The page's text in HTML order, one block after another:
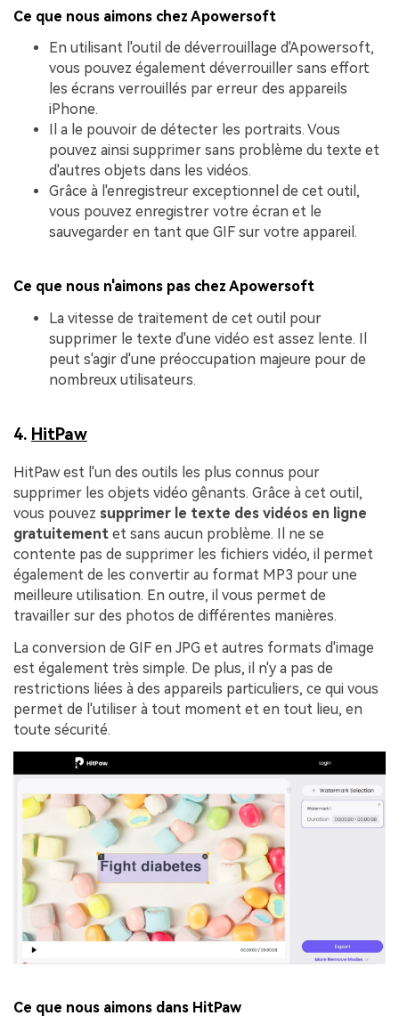
Ce que nous aimons chez Apowersoft
En utilisant l'outil de déverrouillage d'Apowersoft,
vous pouvez également déverrouiller sans effort
les écrans verrouillés par erreur des appareils
iPhone.
Il a le pouvoir de détecter les portraits. Vous
pouvez ainsi supprimer sans problème du texte et
d'autres objets dans les vidéos.
Grâce à l'enregistreur exceptionnel de cet outil,
vous pouvez enregistrer votre écran et le
sauvegarder en tant que GIF sur votre appareil.
Ce que nous n'aimons pas chez Apowersoft
La vitesse de traitement de cet outil pour
supprimer le texte d'une vidéo est assez lente. Il
peut s'agir d'une préoccupation majeure pour de
nombreux utilisateurs.
4. HitPaw
HitPaw est l'un des outils les plus connus pour
supprimer les objets vidéo gênants. Grâce à cet outil,
vous pouvez supprimer le texte des vidéos en ligne
gratuitement et sans aucun problème. Il ne se
contente pas de supprimer les fichiers vidéo, il permet
également de les convertir au format MP3 pour une
meilleure utilisation. En outre, il vous permet de
travailler sur des photos de différentes manières.
La conversion de GIF en JPG et autres formats d'image
est également très simple. De plus, il n'y a pas de
restrictions liées à des appareils particuliers, ce qui vous
permet de l'utiliser à tout moment et en tout lieu, en
toute sécurité.
Ce que nous aimons dans HitPaw